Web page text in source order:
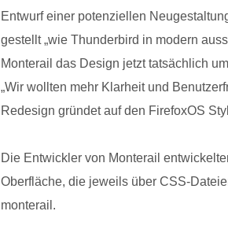
Entwurf einer potenziellen
gestellt „wie Thunderbird in modern
Monterail das Design jetzt tatsächlich
„Wir wollten mehr Klarheit und
Redesign gründet auf den FirefoxOS
Die Entwickler von Monterail
Oberfläche, die jeweils über CSS-
monterail.